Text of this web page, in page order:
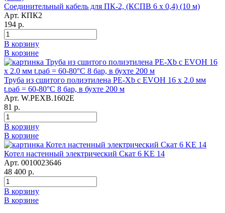
Соединительный кабель для ПК-2, (КСПВ 6 х 0,4) (10 м)
Арт. КПК2
194 р.
В корзину
В корзине
Труба из сшитого полиэтилена PE-Xb с EVOH 16 x 2.0 мм
t.раб = 60-80°C 8 бар, в бухте 200 м
Арт. W.PEXB.1602E
81 р.
В корзину
В корзине
Котел настенный электрический Скат 6 KE 14
Арт. 0010023646
48 400 р.
В корзину
В корзине